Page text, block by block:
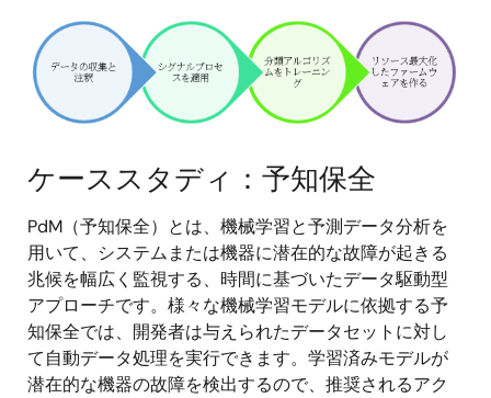
像
ケーススタディ：予知保全
PdM（予知保全）とは、機械学習と予測データ分析を
用いて、システムまたは機器に潜在的な故障が起きる
兆候を幅広く監視する、時間に基づいたデータ駆動型
アプローチです。様々な機械学習モデルに依拠する予
知保全では、開発者は与えられたデータセットに対し
て自動データ処理を実行できます。学習済みモデルが
潜在的な機器の故障を検出するので、推奨されるアク